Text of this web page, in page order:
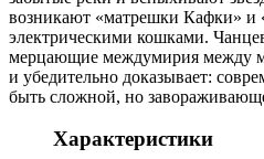
возникают «матрешки Кафки» и
электрическими кошками.
мерцающие междумирия
и убедительно доказывает:
быть сложной, но
Характеристики